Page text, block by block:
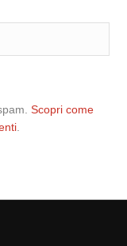
Scopri come